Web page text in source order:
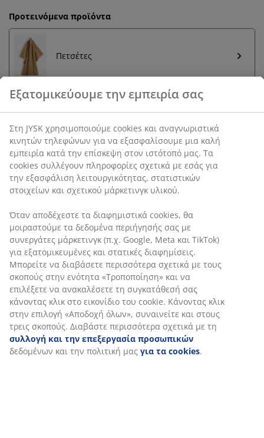
Προτεινόμενα προϊόντα
Πετσέτες
Εγγύηση τιμής
30 ημέρες εγγύηση τιμής σε όλα τα προϊόντα
SKU: 2515100
Χαρακτηριστικά προϊόντος
Αξιολογήσεις
(58)
Σχετικά με τη μάρκα